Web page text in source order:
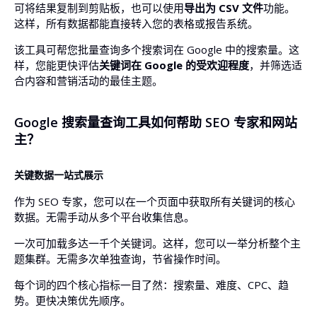
可将结果复制到剪贴板，也可以使用导出为 CSV 文件功能。
这样，所有数据都能直接转入您的表格或报告系统。
该工具可帮您批量查询多个搜索词在 Google 中的搜索量。这
样，您能更快评估关键词在 Google 的受欢迎程度，并筛选适
合内容和营销活动的最佳主题。
Google 搜索量查询工具如何帮助 SEO 专家和网站
主？
关键数据一站式展示
作为 SEO 专家，您可以在一个页面中获取所有关键词的核心
数据。无需手动从多个平台收集信息。
一次可加载多达一千个关键词。这样，您可以一举分析整个主
题集群。无需多次单独查询，节省操作时间。
每个词的四个核心指标一目了然：搜索量、难度、CPC、趋
势。更快决策优先顺序。